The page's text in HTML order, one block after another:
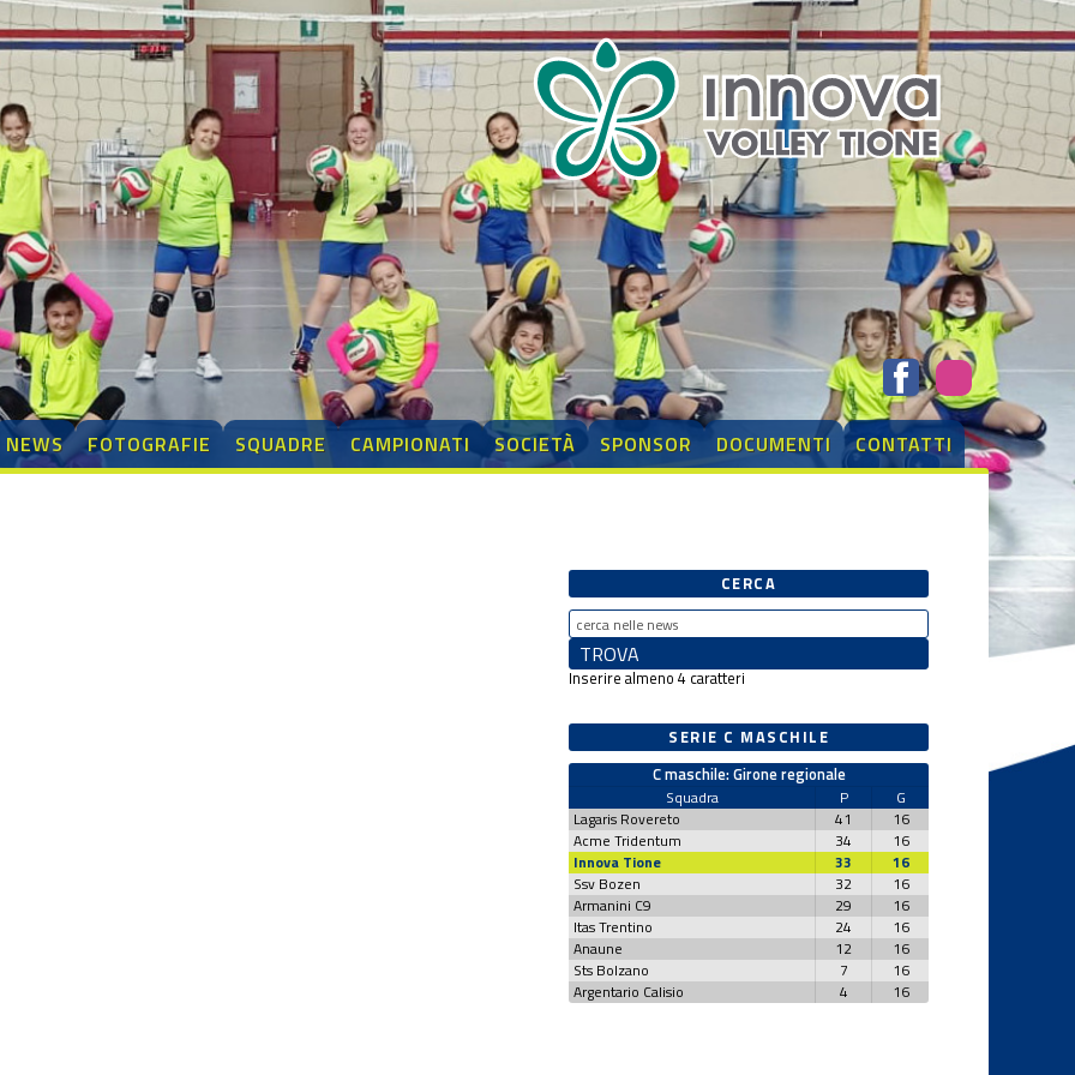
NEWS FOTOGRAFIE SQUADRE CAMPIONATI SOCIETÀ SPONSOR DOCUMENTI CONTATTI
CERCA
Inserire almeno 4 caratteri
SERIE C MASCHILE
C maschile: Girone regionale
Squadra P
G
Lagaris Rovereto
41
16
Acme Tridentum
34
16
Innova Tione
33
16
Ssv Bozen
32
16
Armanini C9
29
16
Itas Trentino
24
16
Anaune
12
16
Sts Bolzano
7
16
Argentario Calisio
4 16